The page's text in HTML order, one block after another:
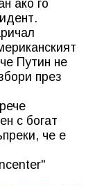
ако го
Путин не
през
с богат
че е